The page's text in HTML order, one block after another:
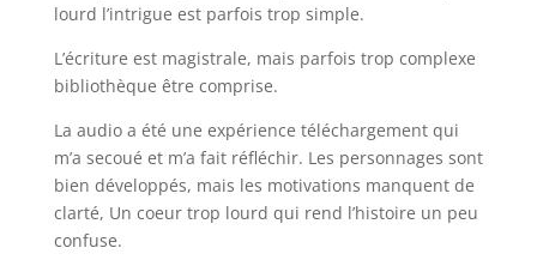
lourd l’intrigue est parfois trop simple.
L’écriture est magistrale, mais parfois trop complexe
bibliothèque être comprise.
La audio a été une expérience téléchargement qui
m’a secoué et m’a fait réfléchir. Les personnages sont
bien développés, mais les motivations manquent de
clarté, Un coeur trop lourd qui rend l’histoire un peu
confuse.